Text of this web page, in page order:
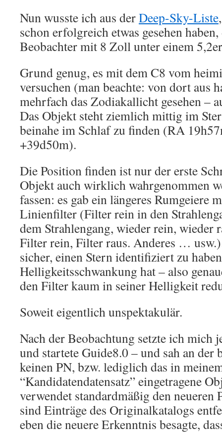
Nun wusste ich aus derDeep-Sky-Liste
schon erfolgreich etwas gesehen
Beobachter mit 8 Zoll unter einem
Grund genug, es mit dem C8 vom
versuchen (man beachte: von dort aus
mehrfach das Zodiakallicht gesehen –
Das Objekt steht ziemlich mittig im
beinahe im Schlaf zu finden (RA
+39d50m).
Die Position finden ist nur der erste
Objekt auch wirklich wahrgenommen
fassen: es gab ein längeres Rumgeiere
Linienfilter (Filter rein in den
dem Strahlengang, wieder rein, wieder
Filter rein, Filter raus. Anderes …
sicher, einen Stern identifiziert zu
Helligkeitsschwankung hat – also
den Filter kaum in seiner Helligkeit
Soweit eigentlich unspektakulär.
Nach der Beobachtung setzte ich mich
und startete Guide8.0 – und sah an der
keinen PN, bzw. lediglich das in
“Kandidatendatensatz” eingetragene
verwendet standardmäßig den neueren
sind Einträge des Originalkatalogs
eben die neuere Erkenntnis besagte,